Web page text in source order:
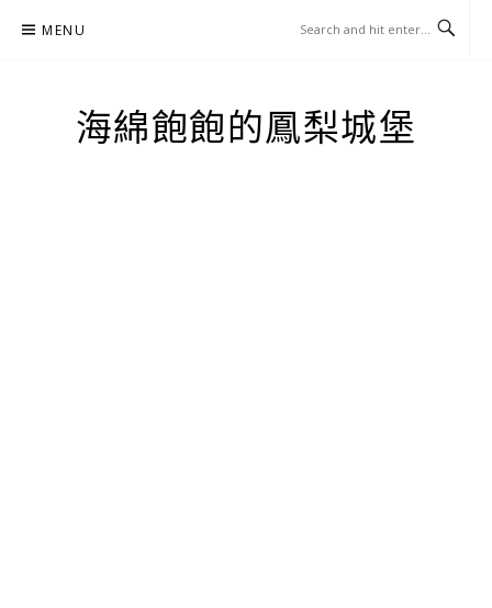
MENU
海綿飽飽的鳳梨城堡